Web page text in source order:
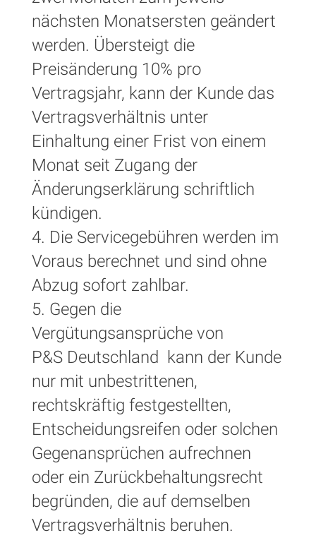
nächsten Monatsersten geändert
werden. Übersteigt die
Preisänderung 10% pro
Vertragsjahr, kann der Kunde das
Vertragsverhältnis unter
Einhaltung einer Frist von einem
Monat seit Zugang der
Änderungserklärung schriftlich
kündigen.
4. Die Servicegebühren werden im
Voraus berechnet und sind ohne
Abzug sofort zahlbar.
5. Gegen die
Vergütungsansprüche von
P&S Deutschland kann der Kunde
nur mit unbestrittenen,
rechtskräftig festgestellten,
Entscheidungsreifen oder solchen
Gegenansprüchen aufrechnen
oder ein Zurückbehaltungsrecht
begründen, die auf demselben
Vertragsverhältnis beruhen.